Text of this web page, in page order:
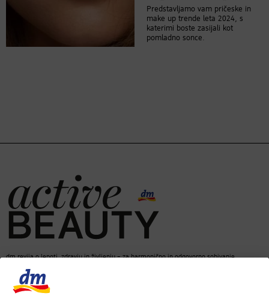
Predstavljamo vam pričeske in
make up trende leta 2024, s
katerimi boste zasijali kot
pomladno sonce.
dm revija o lepoti, zdravju in življenju – za harmonično in odgovorno sobivanje.